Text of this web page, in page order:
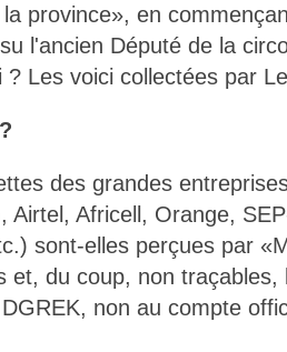
province», en
l'ancien Député de la
? Les voici collectées par
des grandes
Airtel, Africell, Orange,
sont-elles perçues par
et, du coup, non
non au compte